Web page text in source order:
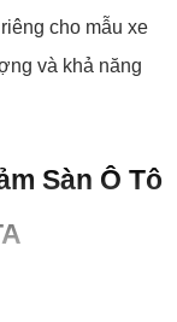
cho mẫu xe
và khả năng
Sàn Ô Tô